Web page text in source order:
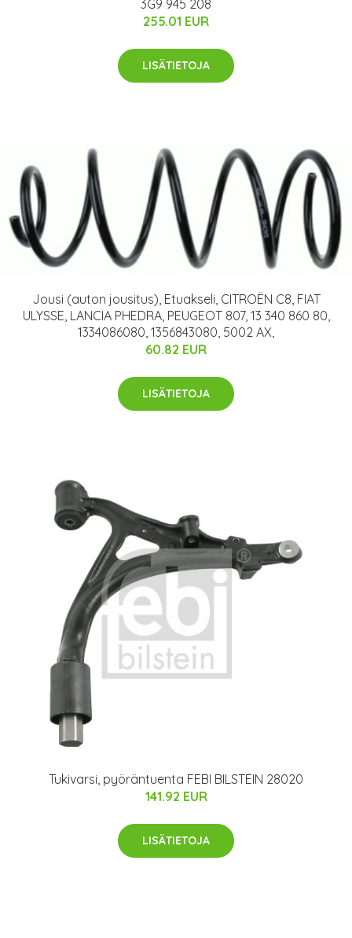
3G9 945 208
255.01 EUR
LISÄTIETOJA
Jousi (auton jousitus), Etuakseli, CITROËN C8, FIAT
ULYSSE, LANCIA PHEDRA, PEUGEOT 807, 13 340 860 80,
1334086080, 1356843080, 5002 AX,
60.82 EUR
LISÄTIETOJA
Tukivarsi, pyöräntuenta FEBI BILSTEIN 28020
141.92 EUR
LISÄTIETOJA